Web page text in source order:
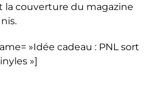
la couverture du magazine
»Idée cadeau : PNL sort
»]